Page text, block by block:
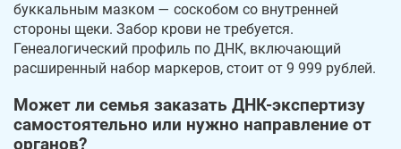
буккальным мазком — соскобом со внутренней
стороны щеки. Забор крови не требуется.
Генеалогический профиль по ДНК, включающий
расширенный набор маркеров, стоит от 9 999 рублей.
Может ли семья заказать ДНК-экспертизу
самостоятельно или нужно направление от
органов?